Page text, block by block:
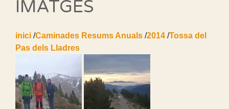
IMATGES
inici /Caminades Resums Anuals /2014 /Tossa del
Pas dels Lladres